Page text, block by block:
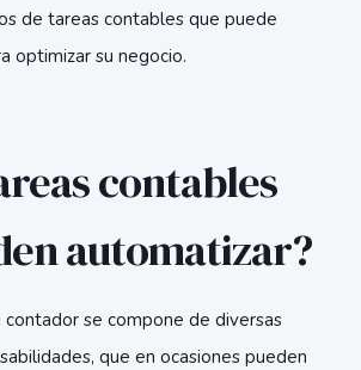
de tareas contables que puede
optimizar su negocio.
contables
automatizar?
contador se compone de diversas
que en ocasiones pueden